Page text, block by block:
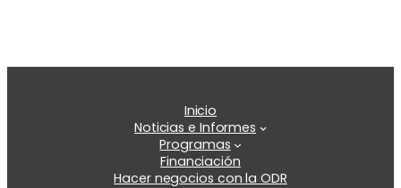
Inicio
Noticias e Informes
Programas
Financiación
Hacer negocios con la ODR